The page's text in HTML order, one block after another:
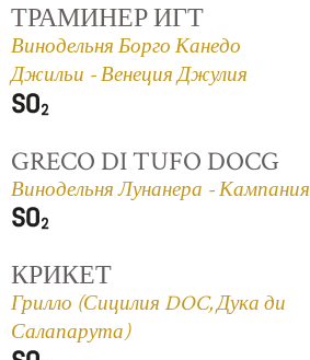
ТРАМИНЕР ИГТ
Винодельня Борго Канедо
Джильи - Венеция Джулия
GRECO DI TUFO DOCG
Винодельня Лунанера - Кампания
КРИКЕТ
Грилло (Сицилия DOC, Дука ди
Салапарута)